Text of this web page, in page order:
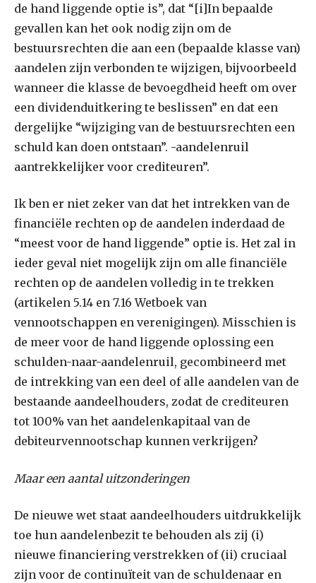
de hand liggende optie is”, dat “[i]In bepaalde
gevallen kan het ook nodig zijn om de
bestuursrechten die aan een (bepaalde klasse van)
aandelen zijn verbonden te wijzigen, bijvoorbeeld
wanneer die klasse de bevoegdheid heeft om over
een dividenduitkering te beslissen” en dat een
dergelijke “wijziging van de bestuursrechten een
schuld kan doen ontstaan”. -aandelenruil
aantrekkelijker voor crediteuren”.
Ik ben er niet zeker van dat het intrekken van de
financiële rechten op de aandelen inderdaad de
“meest voor de hand liggende” optie is. Het zal in
ieder geval niet mogelijk zijn om alle financiële
rechten op de aandelen volledig in te trekken
(artikelen 5.14 en 7.16 Wetboek van
vennootschappen en verenigingen). Misschien is
de meer voor de hand liggende oplossing een
schulden-naar-aandelenruil, gecombineerd met
de intrekking van een deel of alle aandelen van de
bestaande aandeelhouders, zodat de crediteuren
tot 100% van het aandelenkapitaal van de
debiteurvennootschap kunnen verkrijgen?
Maar een aantal uitzonderingen
De nieuwe wet staat aandeelhouders uitdrukkelijk
toe hun aandelenbezit te behouden als zij (i)
nieuwe financiering verstrekken of (ii) cruciaal
zijn voor de continuïteit van de schuldenaar en